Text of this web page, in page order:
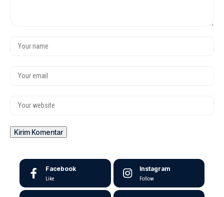
Facebook
Like
Instagram
Follow